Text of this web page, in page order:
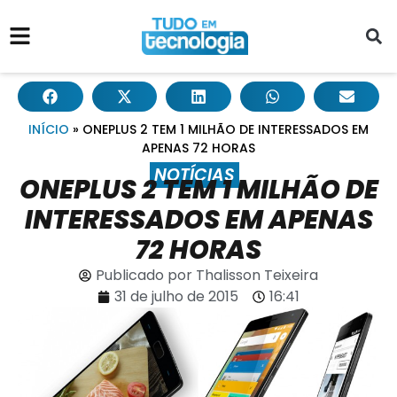
INÍCIO » ONEPLUS 2 TEM 1 MILHÃO DE INTERESSADOS EM
APENAS 72 HORAS
NOTÍCIAS
ONEPLUS 2 TEM 1 MILHÃO DE
INTERESSADOS EM APENAS
72 HORAS
Publicado por Thalisson Teixeira
31 de julho de 2015
16:41